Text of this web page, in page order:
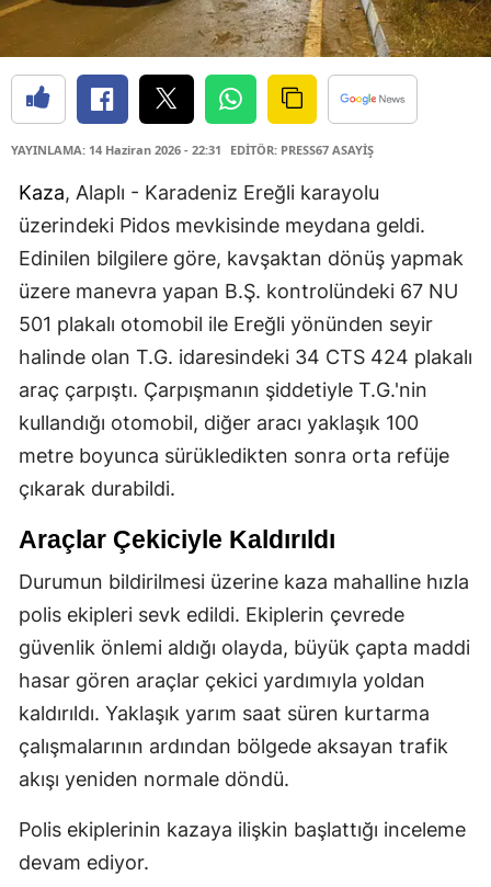
YAYINLAMA: 14 Haziran 2026 - 22:31 EDİTÖR: PRESS67 ASAYİŞ
Kaza, Alaplı - Karadeniz Ereğli karayolu
üzerindeki Pidos mevkisinde meydana geldi.
Edinilen bilgilere göre, kavşaktan dönüş yapmak
üzere manevra yapan B.Ş. kontrolündeki 67 NU
501 plakalı otomobil ile Ereğli yönünden seyir
halinde olan T.G. idaresindeki 34 CTS 424 plakalı
araç çarpıştı. Çarpışmanın şiddetiyle T.G.'nin
kullandığı otomobil, diğer aracı yaklaşık 100
metre boyunca sürükledikten sonra orta refüje
çıkarak durabildi.
Araçlar Çekiciyle Kaldırıldı
Durumun bildirilmesi üzerine kaza mahalline hızla
polis ekipleri sevk edildi. Ekiplerin çevrede
güvenlik önlemi aldığı olayda, büyük çapta maddi
hasar gören araçlar çekici yardımıyla yoldan
kaldırıldı. Yaklaşık yarım saat süren kurtarma
çalışmalarının ardından bölgede aksayan trafik
akışı yeniden normale döndü.
Polis ekiplerinin kazaya ilişkin başlattığı inceleme
devam ediyor.